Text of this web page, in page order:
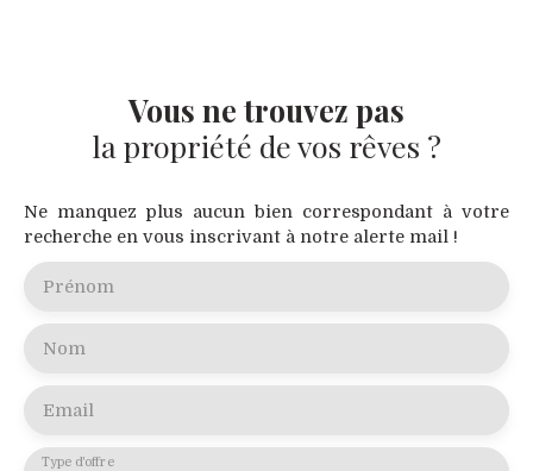
Vous ne trouvez pas
la propriété de vos rêves ?
Ne manquez plus aucun bien correspondant à votre
recherche en vous inscrivant à notre alerte mail !
Prénom
Nom
Email
Type d'offre